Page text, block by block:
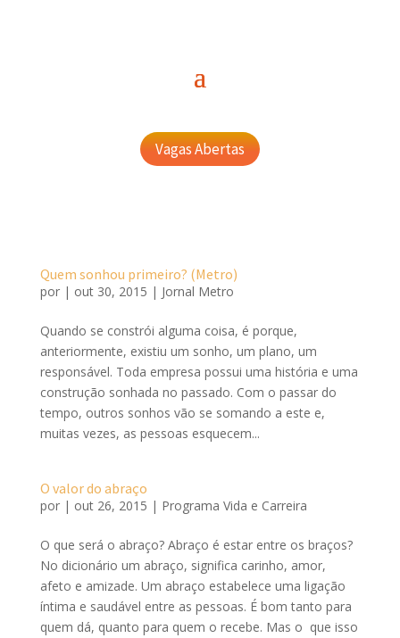
Vagas Abertas
Quem sonhou primeiro? (Metro)
por | out 30, 2015 | Jornal Metro
Quando se constrói alguma coisa, é porque,
anteriormente, existiu um sonho, um plano, um
responsável. Toda empresa possui uma história e uma
construção sonhada no passado. Com o passar do
tempo, outros sonhos vão se somando a este e,
muitas vezes, as pessoas esquecem...
O valor do abraço
por | out 26, 2015 | Programa Vida e Carreira
O que será o abraço? Abraço é estar entre os braços?
No dicionário um abraço, significa carinho, amor,
afeto e amizade. Um abraço estabelece uma ligação
íntima e saudável entre as pessoas. É bom tanto para
quem dá, quanto para quem o recebe. Mas o que isso